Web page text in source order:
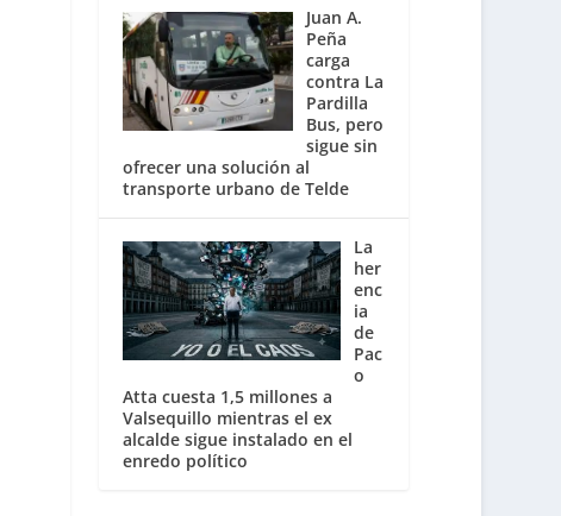
Juan A.
Peña
carga
contra La
Pardilla
Bus, pero
sigue sin
ofrecer una solución al
transporte urbano de Telde
La
her
enc
ia
de
Pac
o
Atta cuesta 1,5 millones a
Valsequillo mientras el ex
alcalde sigue instalado en el
enredo político